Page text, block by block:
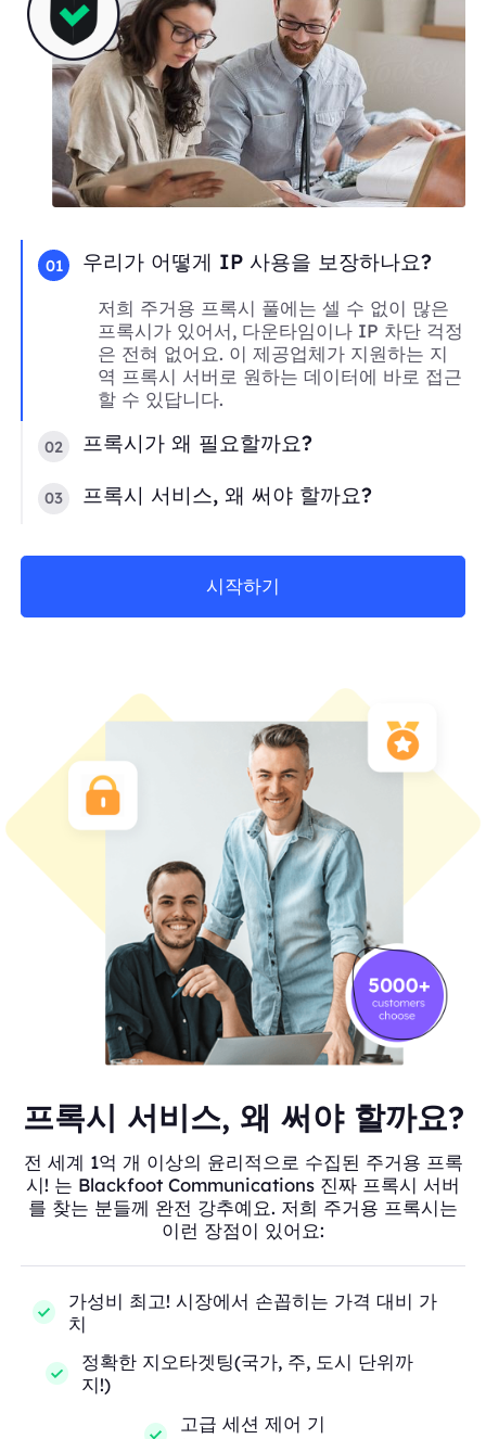
01 우리가 어떻게 IP 사용을 보장하나요?
저희 주거용 프록시 풀에는 셀 수 없이 많은
프록시가 있어서, 다운타임이나 IP 차단 걱정
은 전혀 없어요. 이 제공업체가 지원하는 지
역 프록시 서버로 원하는 데이터에 바로 접근
할 수 있답니다.
02 프록시가 왜 필요할까요?
03 프록시 서비스, 왜 써야 할까요?
시작하기
프록시 서비스, 왜 써야 할까요?
전 세계 1억 개 이상의 윤리적으로 수집된 주거용 프록
시! 는 Blackfoot Communications 진짜 프록시 서버
를 찾는 분들께 완전 강추예요. 저희 주거용 프록시는
이런 장점이 있어요:
가성비 최고! 시장에서 손꼽히는 가격 대비 가
치
정확한 지오타겟팅(국가, 주, 도시 단위까
지!)
고급 세션 제어 기